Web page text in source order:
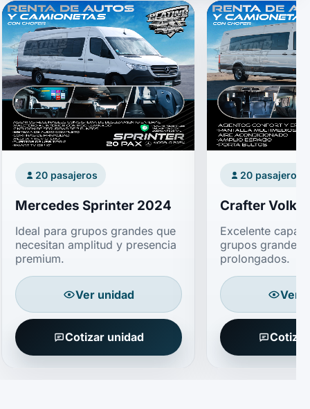
20 pasajeros
Mercedes Sprinter 2024
Ideal para grupos grandes que
necesitan amplitud y presencia
premium.
Ver unidad
Cotizar unidad
20 pasajeros
Crafter
Excelente
grupos grandes
prolongados.
Ver